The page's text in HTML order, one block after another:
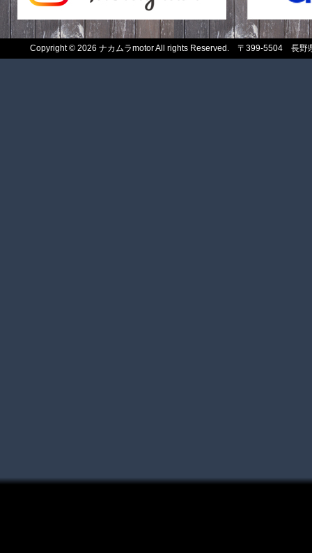
Copyright© 2026 ナカムラmotor All rights Reserved. 〒399-5504 長